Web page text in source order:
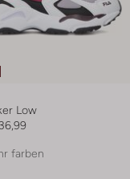
Low
farben